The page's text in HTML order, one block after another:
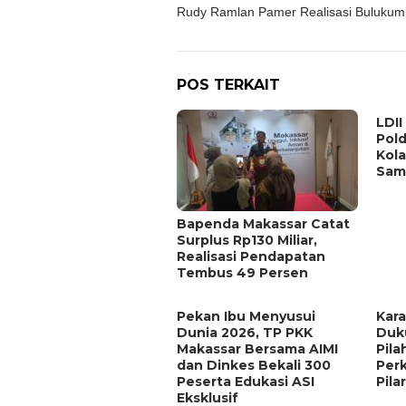
Rudy Ramlan Pamer Realisasi
POS TERKAIT
Bapenda Makassar Catat
Surplus Rp130 Miliar,
Realisasi Pendapatan
Tembus 49 Persen
Pekan Ibu Menyusui
Dunia 2026, TP PKK
Makassar Bersama AIMI
dan Dinkes Bekali 300
Peserta Edukasi ASI
Eksklusif